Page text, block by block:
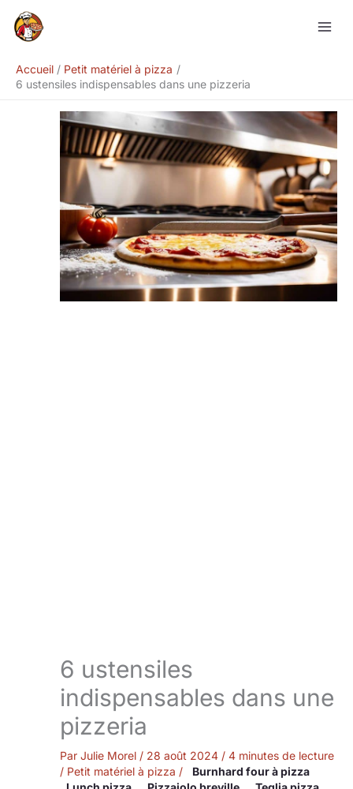
Accueil
Petit matériel à pizza
6 ustensiles indispensables dans une pizzeria
6 ustensiles
indispensables dans une
pizzeria
Par Julie Morel / 28 août 2024 / 4 minutes de lecture
/ Petit matériel à pizza /
Burnhard four à pizza
Rechercher